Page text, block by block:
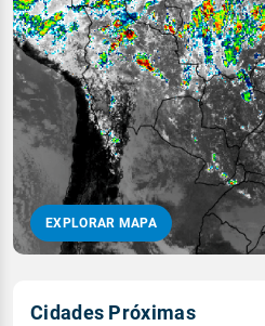
EXPLORAR MAPA
Cidades Próximas